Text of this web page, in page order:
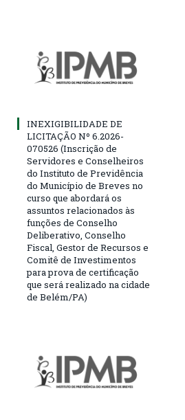
INEXIGIBILIDADE DE
LICITAÇÃO Nº 6.2026-
070526 (Inscrição de
Servidores e Conselheiros
do Instituto de Previdência
do Município de Breves no
curso que abordará os
assuntos relacionados às
funções de Conselho
Deliberativo, Conselho
Fiscal, Gestor de Recursos e
Comitê de Investimentos
para prova de certificação
que será realizado na cidade
de Belém/PA)